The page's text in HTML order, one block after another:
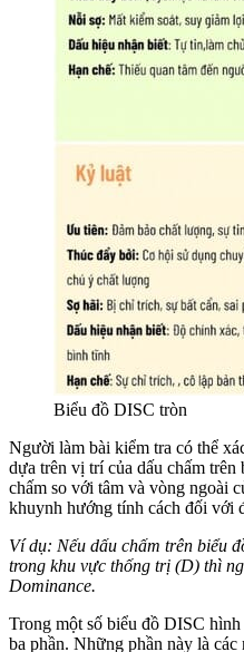
Biểu đồ DISC tròn
Người làm bài kiểm tra có thể
dựa trên vị trí của dấu chấm
chấm so với tâm và vòng ngoài
khuynh hướng tính cách đối với
Ví dụ: Nếu dấu chấm trên biểu
trong khu vực thống trị (D) thì
Dominance.
Trong một số biểu đồ DISC
ba phần. Những phần này là